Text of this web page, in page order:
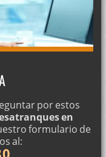
por estos
en
formulario de
al: